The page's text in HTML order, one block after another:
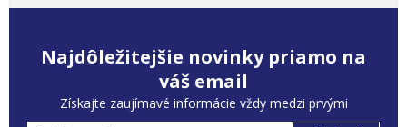
Najdôležitejšie novinky priamo na
váš email
Získajte zaujímavé informácie vždy medzi prvými